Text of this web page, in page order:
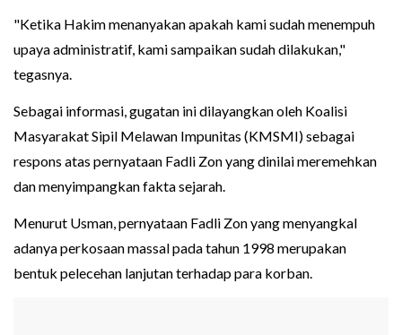
"Ketika Hakim menanyakan apakah kami sudah menempuh
upaya administratif, kami sampaikan sudah dilakukan,"
tegasnya.
Sebagai informasi, gugatan ini dilayangkan oleh Koalisi
Masyarakat Sipil Melawan Impunitas (KMSMI) sebagai
respons atas pernyataan Fadli Zon yang dinilai meremehkan
dan menyimpangkan fakta sejarah.
Menurut Usman, pernyataan Fadli Zon yang menyangkal
adanya perkosaan massal pada tahun 1998 merupakan
bentuk pelecehan lanjutan terhadap para korban.